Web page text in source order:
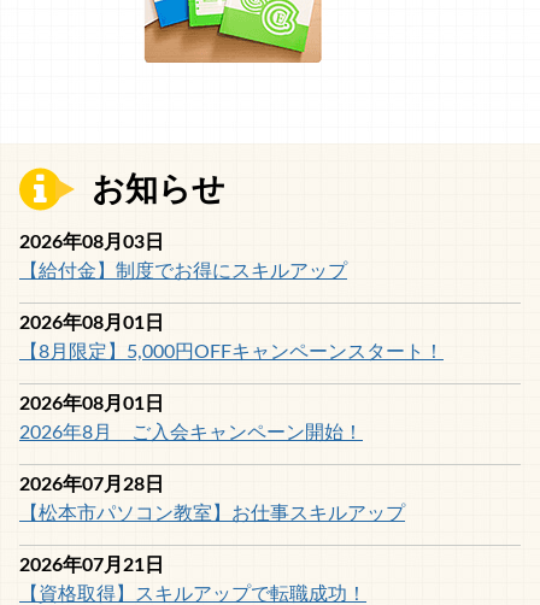
お知らせ
2026年08月03日
【給付金】制度でお得にスキルアップ
2026年08月01日
【8月限定】5,000円OFFキャンペーンスタート！
2026年08月01日
2026年8月 ご入会キャンペーン開始！
2026年07月28日
【松本市パソコン教室】お仕事スキルアップ
2026年07月21日
【資格取得】スキルアップで転職成功！